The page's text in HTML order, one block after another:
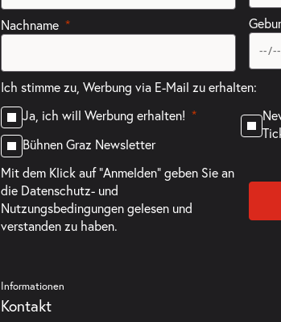
Nachname
Ich stimme zu, Werbung via E-Mail zu erhalten:
Ja, ich will Werbung erhalten!
Bühnen Graz Newsletter
Mit dem Klick auf "Anmelden" geben Sie an
die Datenschutz- und
Nutzungsbedingungengelesen und
verstanden zu haben.
Informationen
Kontakt